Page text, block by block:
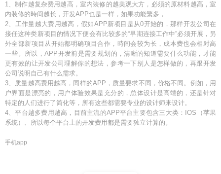
1、制作越复杂费用越高，室内装修的越美观大方，必须的原材料越高，室
内装修的時间越长，开发APP也是一样，如果功能繁多，
2、工作量越大费用越高，假如APP新项目是从0开始的，那样开发公司在
接任这种类新项目的情况下便会有比较多的“早期连接工作中”必须开展，另
外全部新项目从开始都明确项目合作，時间会较为长，成本费也会相对高
一些。所以，APP开发前是需要规划的，清晰的知道需要什么功能，才能
更有效的让开发公司理解你的想法，参考一下别人是怎样做的，再跟开发
公司说明自己有什么需求。
3、质量越高费用越高，同样的APP，质量要求不同，价格不同。例如，用
户界面是漂亮的，用户体验效果是充分的，总体设计是高端的，还是针对
特定的人们进行了简化等，所有这些都需要专业的设计师来设计。
4、平台越多费用越高，目前主流的APP平台主要包含三大类：IOS（苹果
系统）、所以每个平台上的开发费用都是需要独立计算的。
手机app